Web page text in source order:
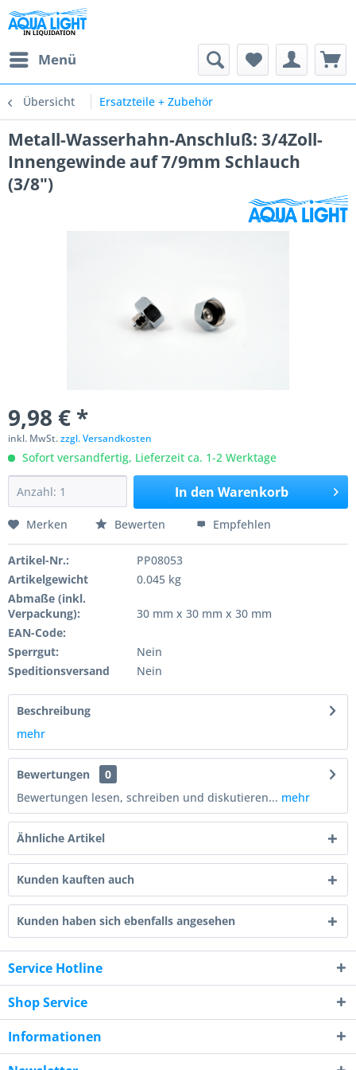
Menü
Übersicht Ersatzteile + Zubehör
Metall-Wasserhahn-Anschluß: 3/4Zoll-
Innengewinde auf 7/9mm Schlauch
(3/8")
9,98 € *
inkl. MwSt.zzgl. Versandkosten
Sofort versandfertig, Lieferzeit ca. 1-2 Werktage
In den Warenkorb
Merken Bewerten Empfehlen
Artikel-Nr.:
PP08053
Artikelgewicht
0.045 kg
Abmaße (inkl.
Verpackung):
30 mm x 30 mm x 30 mm
EAN-Code:
Sperrgut:
Nein
Speditionsversand
Nein
Beschreibung
mehr
Bewertungen
0
Bewertungen lesen, schreiben und diskutieren... mehr
Ähnliche Artikel
Kunden kauften auch
Kunden haben sich ebenfalls angesehen
Service Hotline
Shop Service
Informationen